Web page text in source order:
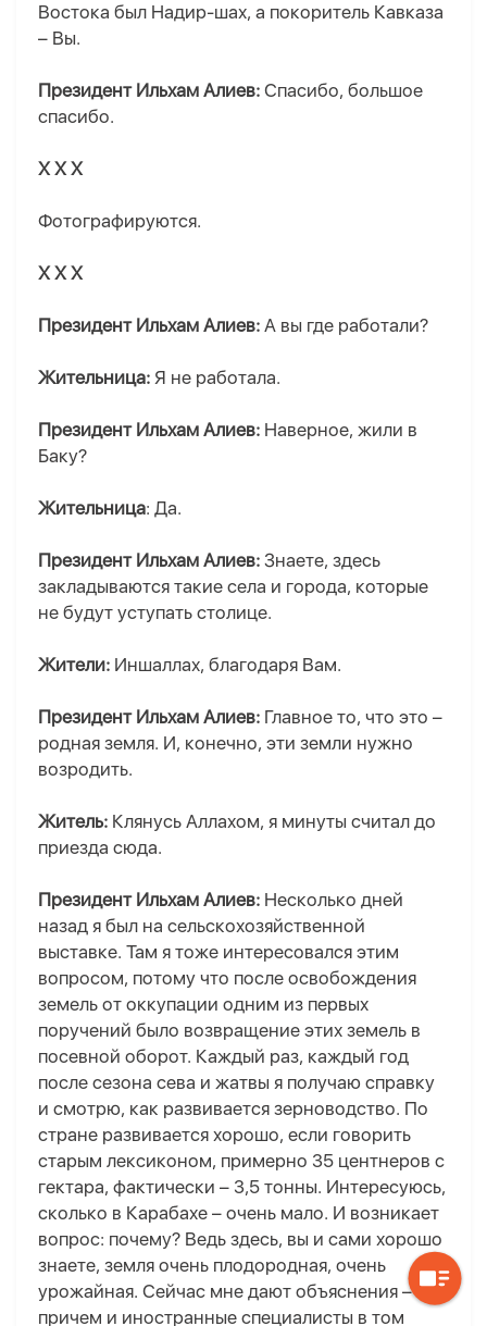
Востока был Надир-шах, а покоритель Кавказа
– Вы.
Президент Ильхам Алиев: Спасибо, большое
спасибо.
Х Х Х
Фотографируются.
Х Х Х
Президент Ильхам Алиев: А вы где работали?
Жительница: Я не работала.
Президент Ильхам Алиев: Наверное, жили в
Баку?
Жительница: Да.
Президент Ильхам Алиев: Знаете, здесь
закладываются такие села и города, которые
не будут уступать столице.
Жители: Иншаллах, благодаря Вам.
Президент Ильхам Алиев: Главное то, что это –
родная земля. И, конечно, эти земли нужно
возродить.
Житель: Клянусь Аллахом, я минуты считал до
приезда сюда.
Президент Ильхам Алиев: Несколько дней
назад я был на сельскохозяйственной
выставке. Там я тоже интересовался этим
вопросом, потому что после освобождения
земель от оккупации одним из первых
поручений было возвращение этих земель в
посевной оборот. Каждый раз, каждый год
после сезона сева и жатвы я получаю справку
и смотрю, как развивается зерноводство. По
стране развивается хорошо, если говорить
старым лексиконом, примерно 35 центнеров с
гектара, фактически – 3,5 тонны. Интересуюсь,
сколько в Карабахе – очень мало. И возникает
вопрос: почему? Ведь здесь, вы и сами хорошо
знаете, земля очень плодородная, очень
урожайная. Сейчас мне дают объяснения –
причем и иностранные специалисты в том